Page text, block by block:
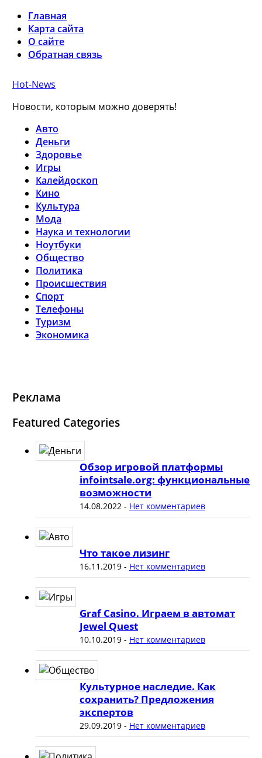
Главная
Карта сайта
О сайте
Обратная связь
Hot-News
Новости, которым можно доверять!
Авто
Деньги
Здоровье
Игры
Калейдоскоп
Кино
Культура
Мода
Наука и технологии
Ноутбуки
Общество
Политика
Происшествия
Спорт
Телефоны
Туризм
Экономика
Реклама
Featured Categories
Обзор игровой платформы
infointsale.org: функциональные
возможности
14.08.2022- Нет комментариев
Что такое лизинг
16.11.2019- Нет комментариев
Graf Casino. Играем в автомат
Jewel Quest
10.10.2019- Нет комментариев
Культурное наследие. Как
сохранить? Предложения
экспертов
29.09.2019- Нет комментариев